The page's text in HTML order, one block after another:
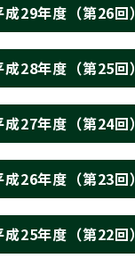
成29年度（第26回）
成28年度（第25回）
成27年度（第24回）
成26年度（第23回）
成25年度（第22回）